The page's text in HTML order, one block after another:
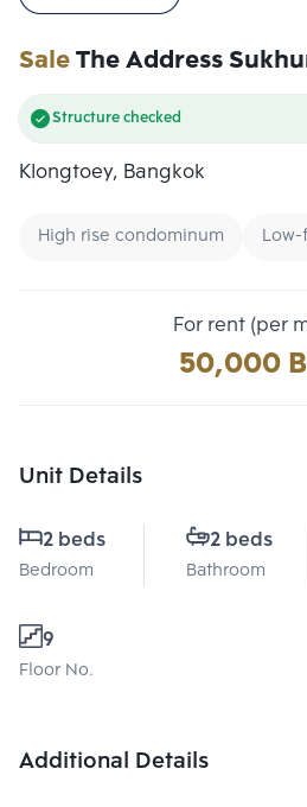
SaleThe Address
Structure checked
Klongtoey, Bangkok
High rise condominum
For rent (per
50,000
Unit Details
2 beds
Bedroom
2 beds
Bathroom
9
Floor No.
Additional Details